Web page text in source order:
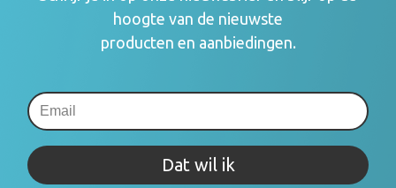
hoogte van de nieuwste
producten en aanbiedingen.
Dat wil ik